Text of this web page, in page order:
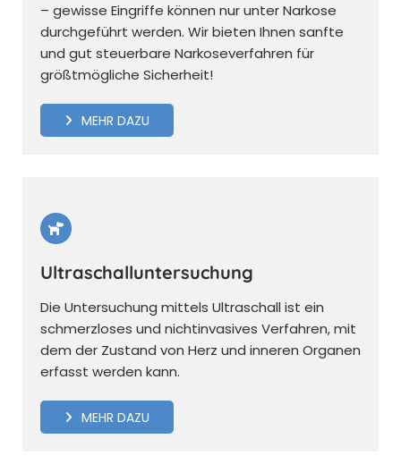
– gewisse Eingriffe können nur unter Narkose
durchgeführt werden. Wir bieten Ihnen sanfte
und gut steuerbare Narkoseverfahren für
größtmögliche Sicherheit!
MEHR DAZU
Ultraschalluntersuchung
Die Untersuchung mittels Ultraschall ist ein
schmerzloses und nichtinvasives Verfahren, mit
dem der Zustand von Herz und inneren Organen
erfasst werden kann.
MEHR DAZU